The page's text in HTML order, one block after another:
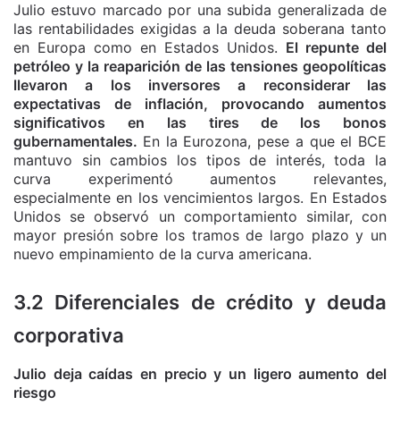
Julio estuvo marcado por una subida generalizada de
las rentabilidades exigidas a la deuda soberana tanto
en Europa como en Estados Unidos. El repunte del
petróleo y la reaparición de las tensiones geopolíticas
llevaron a los inversores a reconsiderar las
expectativas de inflación, provocando aumentos
significativos en las tires de los bonos
gubernamentales. En la Eurozona, pese a que el BCE
mantuvo sin cambios los tipos de interés, toda la
curva experimentó aumentos relevantes,
especialmente en los vencimientos largos. En Estados
Unidos se observó un comportamiento similar, con
mayor presión sobre los tramos de largo plazo y un
nuevo empinamiento de la curva americana.
3.2 Diferenciales de crédito y deuda
corporativa
Julio deja caídas en precio y un ligero aumento del
riesgo